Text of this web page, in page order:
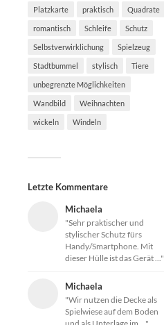
Platzkarte praktisch Quadrate
romantisch Schleife Schutz
Selbstverwirklichung Spielzeug
Stadtbummel stylisch Tiere
unbegrenzte Möglichkeiten
Wandbild Weihnachten
wickeln Windeln
Letzte Kommentare
Michaela
"Sehr praktischer und
stylischer Schutz fürs
Handy/Smartphone. Mit
dieser Hülle ist das Gerät ..."
Michaela
"Wir nutzen die Decke als
Spielwiese auf dem Boden